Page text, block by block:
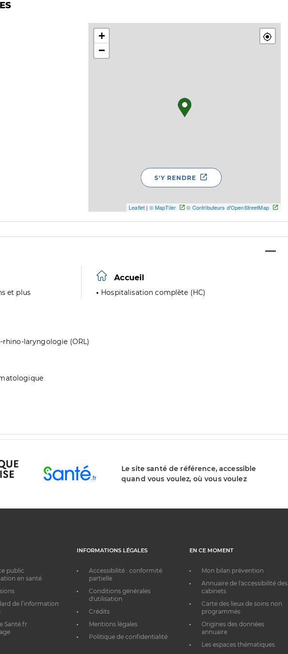
+
−
Leaflet | © MapTiler © Contributeurs d'OpenStreetMap
S'Y RENDRE
et plus
Accueil
Hospitalisation complète (HC)
laryngologie (ORL)
Le site santé de référence, accessible
quand vous voulez, où vous voulez
public
en santé
de l’information
Santé.fr
INFORMATIONS LÉGALES
Accessibilité : conformité
partielle
Conditions générales
d'utilisation
Crédits
Mentions légales
Politique de confidentialité
EN CE MOMENT
Mon bilan prévention
Annuaire de l'accessibilité des
cabinets
Carte des lieux de soins non
programmés
Origines des données
annuaire
Les espaces thématiques